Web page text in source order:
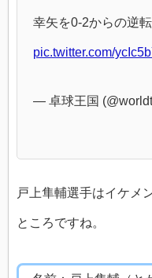
幸矢を0-2からの逆
pic.twitter.com/
— 卓球王国
戸上隼輔選手はイケメ
ところですね。